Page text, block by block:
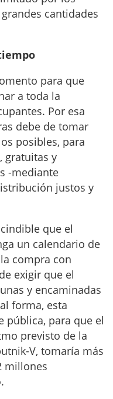
cantidades
para que
a toda la
Por esa
debe de tomar
posibles, para
gratuitas y
-mediante
justos y
que el
un calendario de
compra con
exigir que el
y encaminadas
forma, esta
pública, para que el
previsto de la
V, tomaría más
millones